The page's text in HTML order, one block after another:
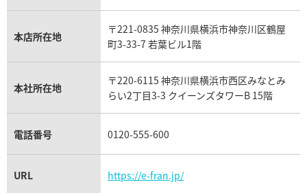
カルティエ買取
フランク ミュラー買取
リシャール・ミル買取
パネライ買取
チューダー（チュードル）買取
本店所在地
〒221-0835 神奈川県横浜市神奈川区鶴屋
町3-33-7 若葉ビル1階
本社所在地
〒220-6115 神奈川県横浜市西区みなとみ
らい2丁目3-3 クイーンズタワーB 15階
電話番号 0120-555-600
URL https://e-fran.jp/